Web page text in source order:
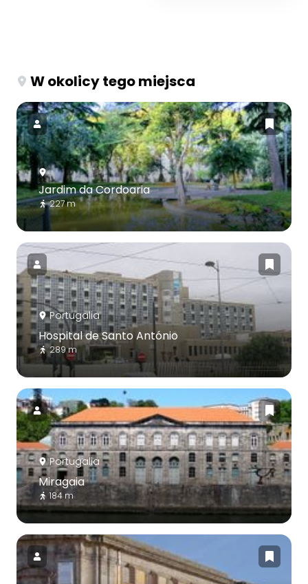
W okolicy tego miejsca
Jardim da Cordoaria
227 m
Portugalia
Hospital de Santo António
289 m
Portugalia
Miragaia
184 m